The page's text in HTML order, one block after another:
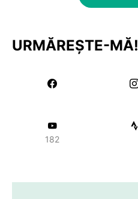
URMĂREȘTE-MĂ!
182